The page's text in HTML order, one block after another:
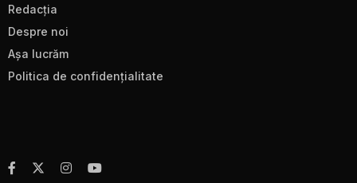
Redacţia
Despre noi
Aşa lucrăm
Politica de confidenţialitate